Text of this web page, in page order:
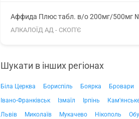
Аффида Плюс табл. в/о 200мг/500мг
АЛКАЛОЇД АД - СКОП'Є
Шукати в інших регіонах
Біла Церква Бориспіль Боярка Бровари
Івано-Франківськ
Ізмаїл Ірпінь
Львів
Миколаїв Мукачево Нікополь